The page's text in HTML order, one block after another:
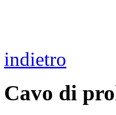
indietro
Cavo di